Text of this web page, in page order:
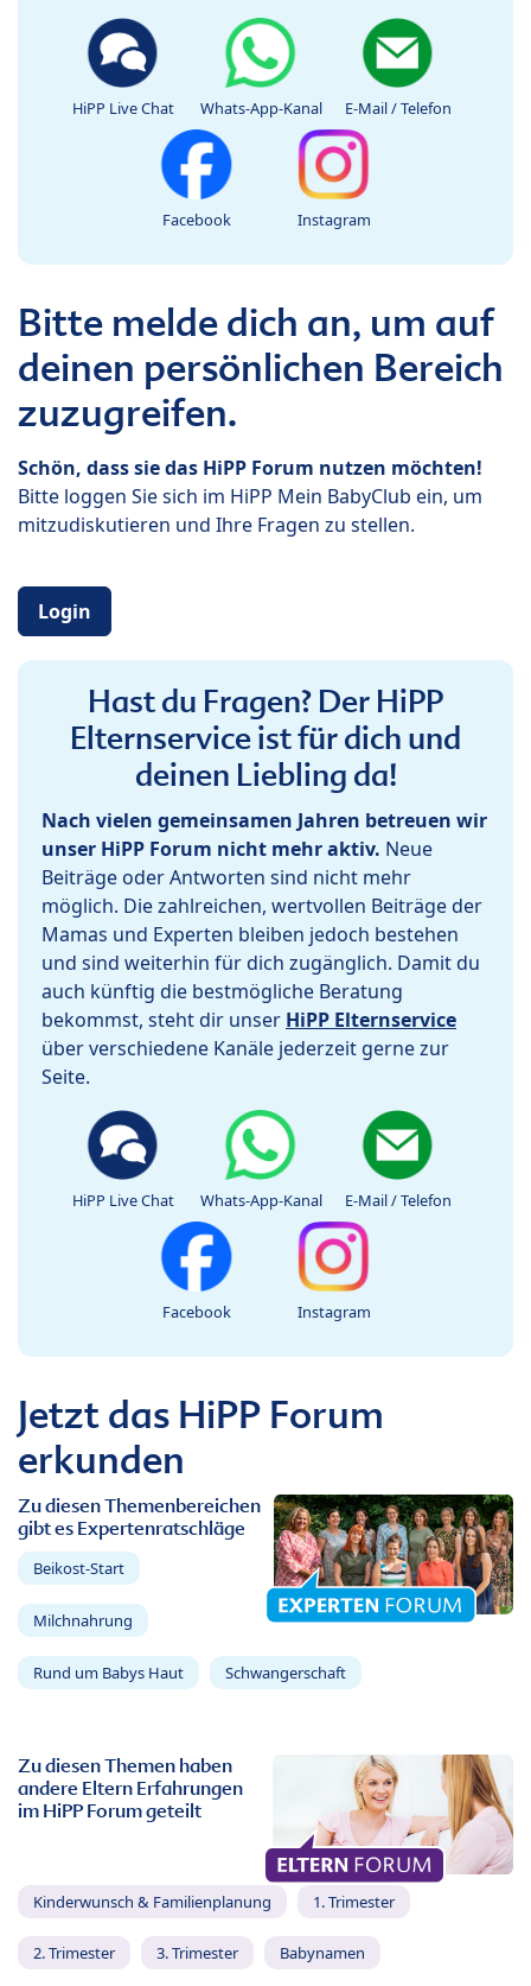
HiPP Live Chat Whats-App-Kanal E-Mail / Telefon
Facebook Instagram
Bitte melde dich an, um auf
deinen persönlichen Bereich
zuzugreifen.
Schön, dass sie das HiPP Forum nutzen möchten!
Bitte loggen Sie sich im HiPP Mein BabyClub ein, um
mitzudiskutieren und Ihre Fragen zu stellen.
Login
Hast du Fragen? Der HiPP
Elternservice ist für dich und
deinen Liebling da!
Nach vielen gemeinsamen Jahren betreuen wir
unser HiPP Forum nicht mehr aktiv. Neue
Beiträge oder Antworten sind nicht mehr
möglich. Die zahlreichen, wertvollen Beiträge der
Mamas und Experten bleiben jedoch bestehen
und sind weiterhin für dich zugänglich. Damit du
auch künftig die bestmögliche Beratung
bekommst, steht dir unser HiPP Elternservice
über verschiedene Kanäle jederzeit gerne zur
Seite.
HiPP Live Chat Whats-App-Kanal E-Mail / Telefon
Facebook Instagram
Jetzt das HiPP Forum
erkunden
Zu diesen Themenbereichen
gibt es Expertenratschläge
Beikost-Start
Milchnahrung
Rund um Babys Haut Schwangerschaft
Zu diesen Themen haben
andere Eltern Erfahrungen
im HiPP Forum geteilt
Kinderwunsch & Familienplanung 1. Trimester
2. Trimester 3. Trimester Babynamen